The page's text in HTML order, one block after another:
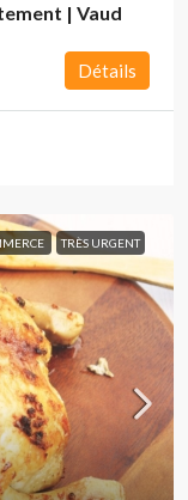
| Vaud
Détails
TRÈS URGENT